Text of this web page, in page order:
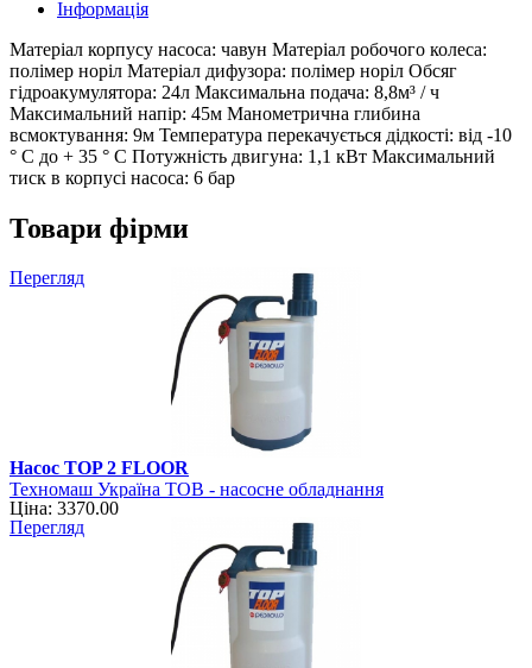
Інформація
Матеріал корпусу насоса: чавун Матеріал робочого колеса:
полімер норіл Матеріал дифузора: полімер норіл Обсяг
гідроакумулятора: 24л Максимальна подача: 8,8м³ / ч
Максимальний напір: 45м Манометрична глибина
всмоктування: 9м Температура перекачується дідкості: від -10
° С до + 35 ° С Потужність двигуна: 1,1 кВт Максимальний
тиск в корпусі насоса: 6 бар
Товари фірми
Перегляд
Насос TOP 2 FLOOR
Техномаш Україна ТОВ - насосне обладнання
Ціна: 3370.00
Перегляд